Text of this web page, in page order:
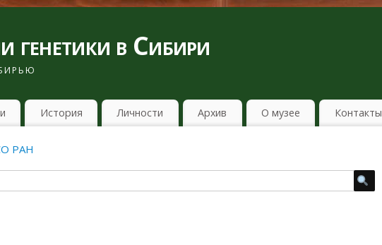
генетики в Сибири
История Личности Архив О музее Контакты
РАН